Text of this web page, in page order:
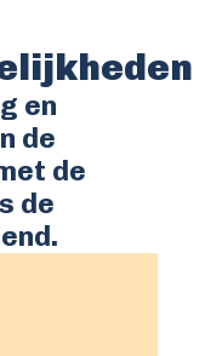
en
de
de
de